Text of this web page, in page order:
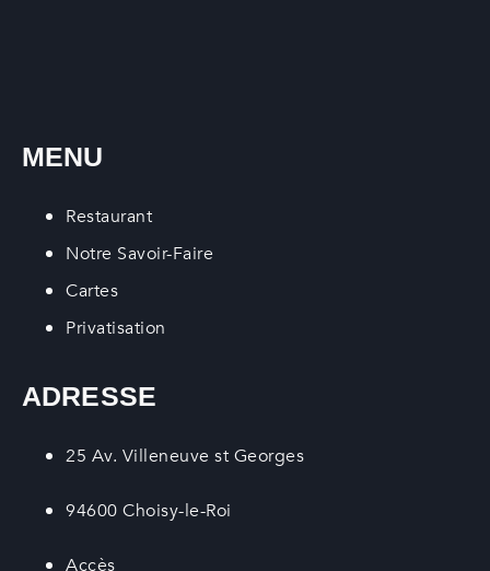
MENU
Restaurant
Notre Savoir-Faire
Cartes
Privatisation
ADRESSE
25 Av. Villeneuve st Georges
94600 Choisy-le-Roi
Accès